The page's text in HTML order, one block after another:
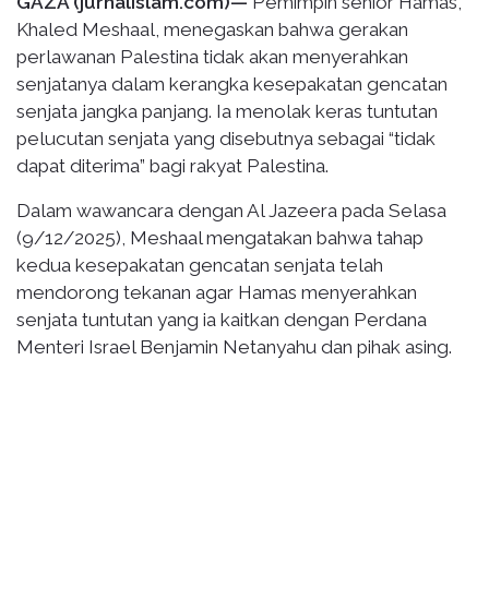
Khaled Meshaal, menegaskan bahwa gerakan
perlawanan Palestina tidak akan menyerahkan
senjatanya dalam kerangka kesepakatan gencatan
senjata jangka panjang. Ia menolak keras tuntutan
pelucutan senjata yang disebutnya sebagai “tidak
dapat diterima” bagi rakyat Palestina.
Dalam wawancara dengan Al Jazeera pada Selasa
(9/12/2025), Meshaal mengatakan bahwa tahap
kedua kesepakatan gencatan senjata telah
mendorong tekanan agar Hamas menyerahkan
senjata tuntutan yang ia kaitkan dengan Perdana
Menteri Israel Benjamin Netanyahu dan pihak asing.